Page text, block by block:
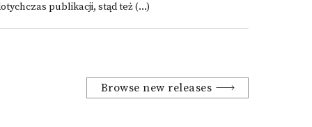
publikacji, stąd też (...)
Browse new releases